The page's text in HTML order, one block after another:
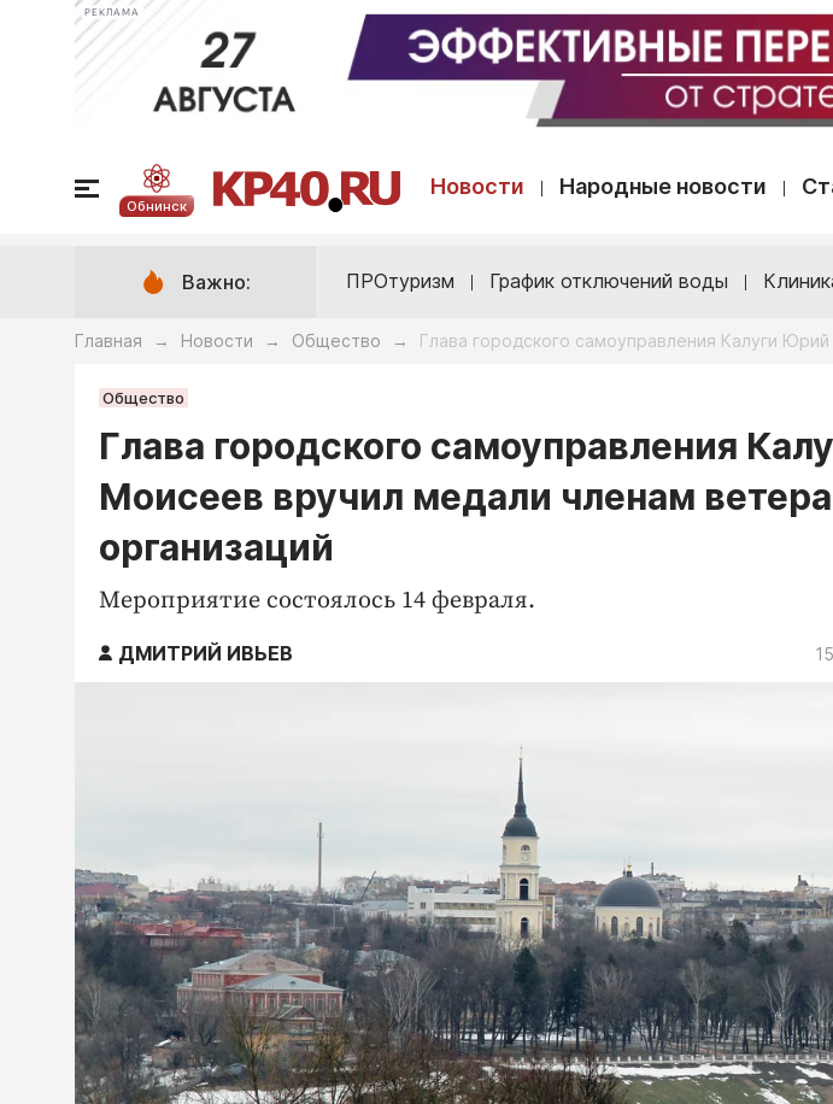
РЕКЛАМА
Обнинск
Новости Народные новости
Важно: ПРОтуризм График отключений воды
Главная → Новости → Общество → Глава городского самоуправления Калуги
Общество
Глава городского самоуправления
Моисеев вручил медали членам
организаций
Мероприятие состоялось 14 февраля.
ДМИТРИЙ ИВЬЕВ